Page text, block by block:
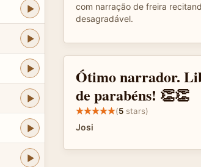
com narração de freira
desagradável.
Ótimo narrador.
de parabéns! 👏👏
(5 stars)
Josi